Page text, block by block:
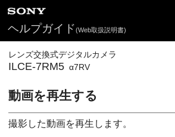
ヘルプガイド(Web取扱説明書)
レンズ交換式デジタルカメラ
ILCE-7RM5 α7RV
動画を再生する
撮影した動画を再生します。